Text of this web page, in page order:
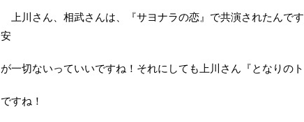
上川さん、相武さんは、『サヨナラの恋』で共演されたんで
安
が一切ないっていいですね！それにしても上川さん『となりの
ですね！